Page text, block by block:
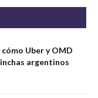
Uber y OMD
argentinos